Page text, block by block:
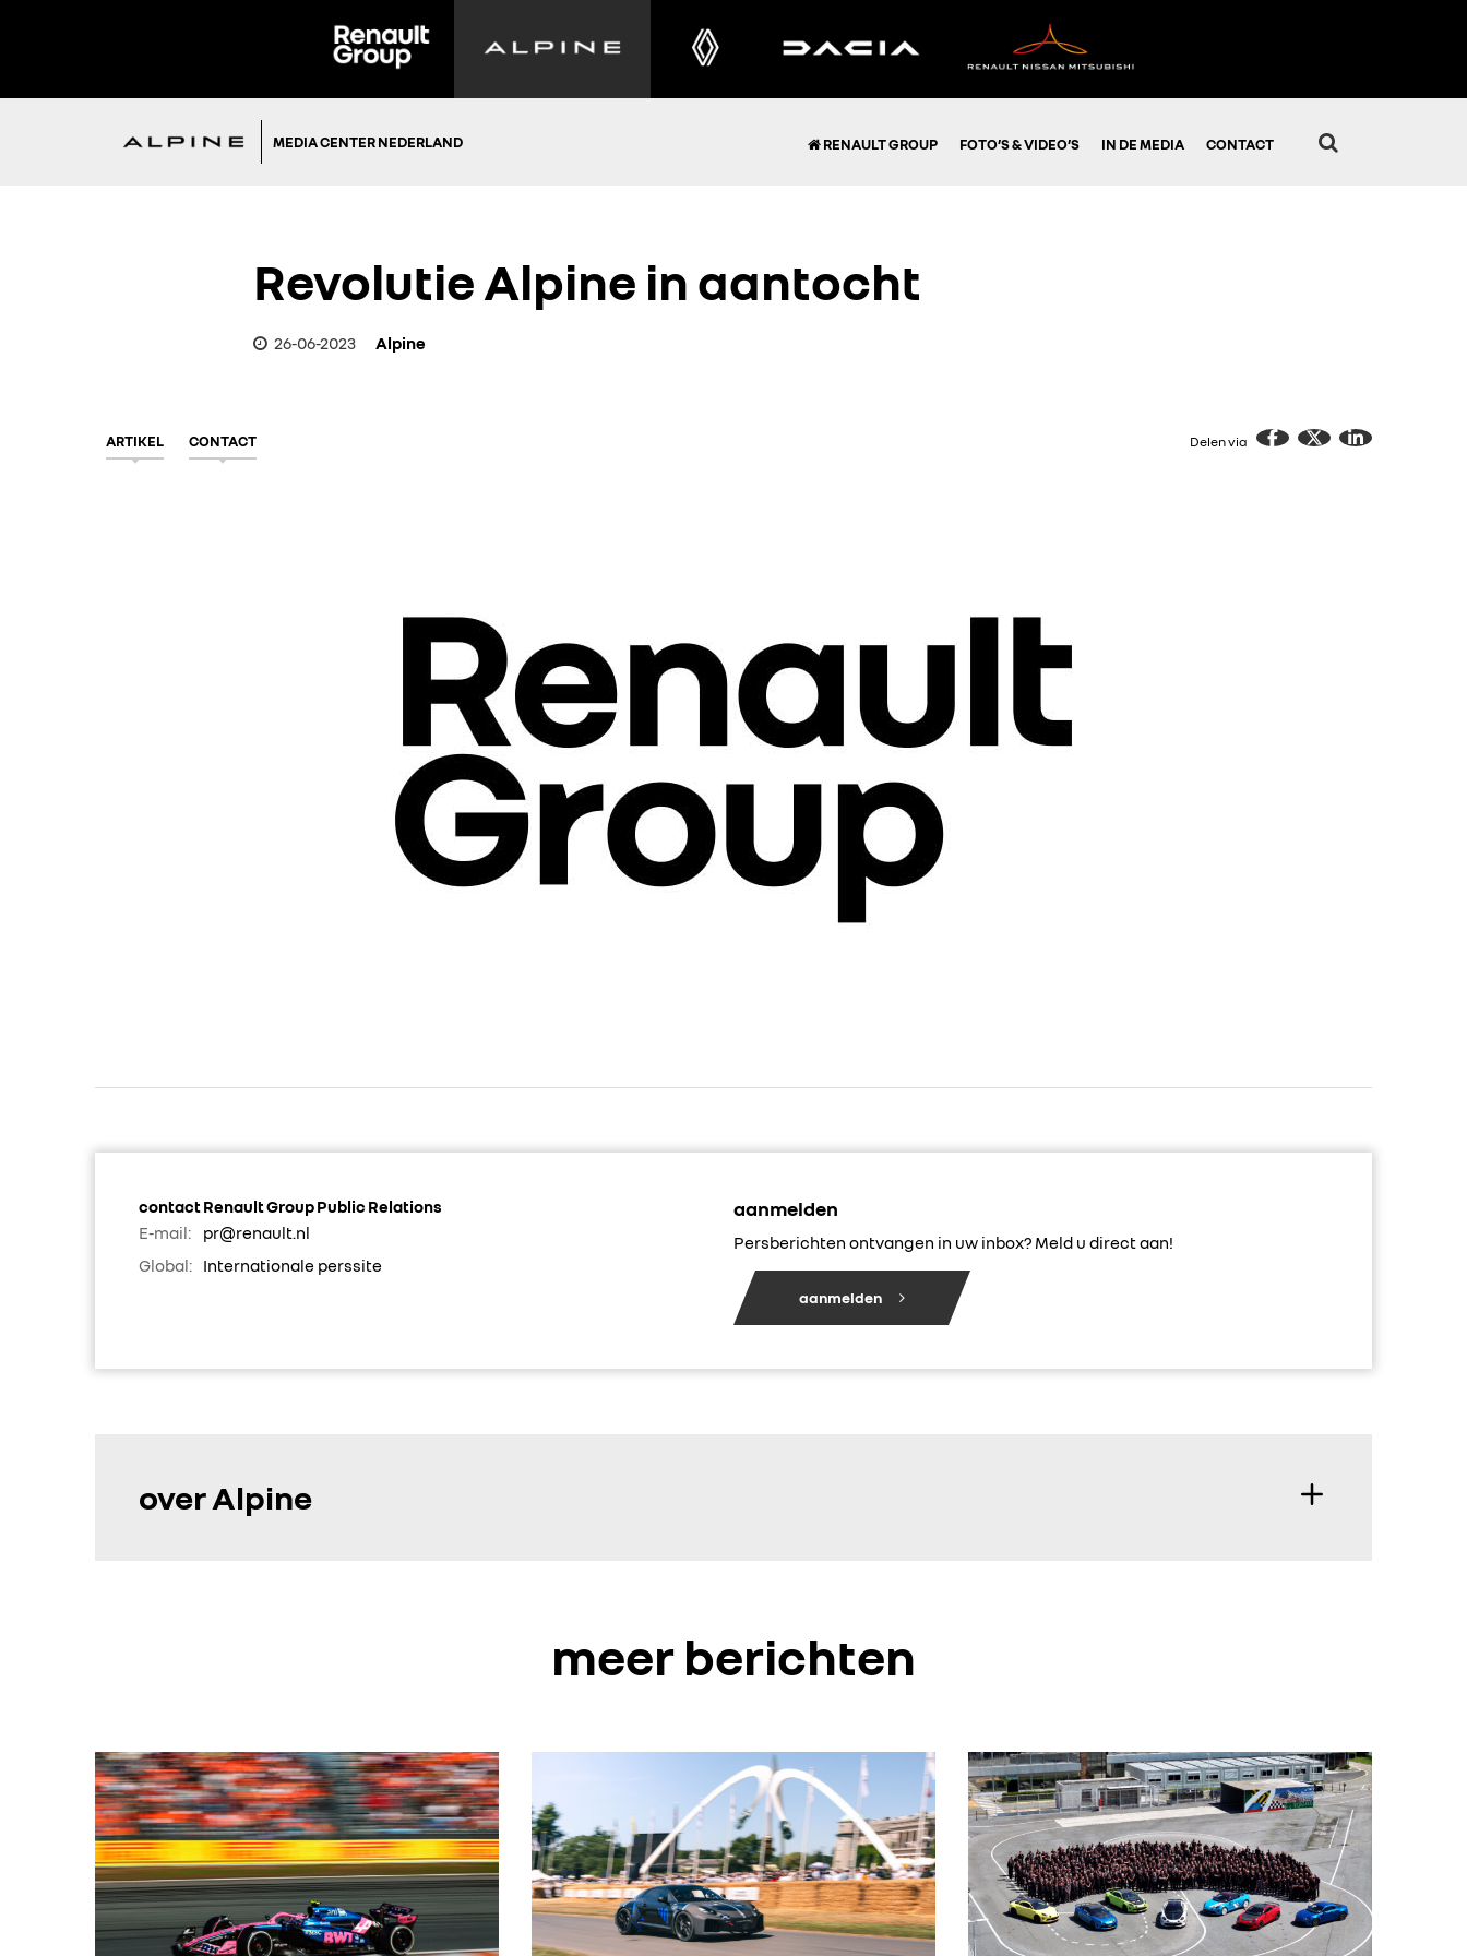
MEDIA CENTER NEDERLAND RENAULT GROUP FOTO’S & VIDEO’S IN DE MEDIA CONTACT
Revolutie Alpine in aantocht
26-06-2023 Alpine
ARTIKEL CONTACT Delen via
contact Renault Group Public Relations
E-mail:
pr@renault.nl
Global:
Internationale perssite
aanmelden
Persberichten ontvangen in uw inbox? Meld u direct aan!
aanmelden
over Alpine
meer berichten